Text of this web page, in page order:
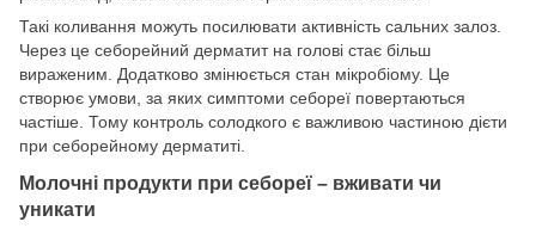
Такі коливання можуть посилювати активність сальних залоз.
Через це себорейний дерматит на голові стає більш
вираженим. Додатково змінюється стан мікробіому. Це
створює умови, за яких симптоми себореї повертаються
частіше. Тому контроль солодкого є важливою частиною дієти
при себорейному дерматиті.
Молочні продукти при себореї – вживати чи
уникати